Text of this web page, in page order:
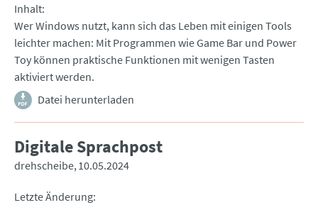
Inhalt
Wer Windows nutzt, kann sich das Leben mit einigen Tools
leichter machen: Mit Programmen wie Game Bar und Power
Toy können praktische Funktionen mit wenigen Tasten
aktiviert werden.
Datei herunterladen
Digitale Sprachpost
drehscheibe 10.05.2024
Letzte Änderung